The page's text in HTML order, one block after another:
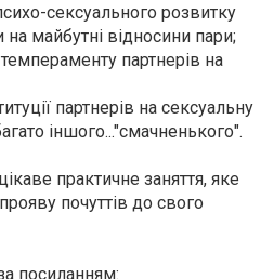
сексуального розвитку
майбутні відносини пари;
партнерів на
партнерів на сексуальну
іншого..."смачненького".
практичне заняття, яке
почуттів до свого
посиланням: